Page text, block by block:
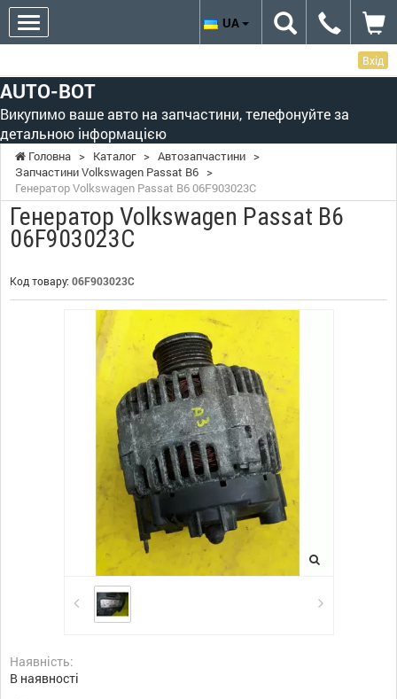
Вхід
AUTO-BOT
Викупимо ваше авто на запчастини, телефонуйте за
детальною інформацією
UA
Головна > Каталог > Автозапчастини >
Запчастини Volkswagen Passat B6 >
Генератор Volkswagen Passat B6 06F903023C
Генератор Volkswagen Passat B6
06F903023C
Код товару: 06F903023C
Наявність:
В наявності